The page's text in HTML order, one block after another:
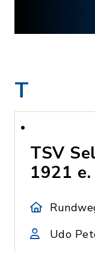
T
TSV
1921 e.
Udo